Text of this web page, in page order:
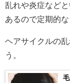
乱れや炎症など
あるので定期的
ヘアサイクルの
う。